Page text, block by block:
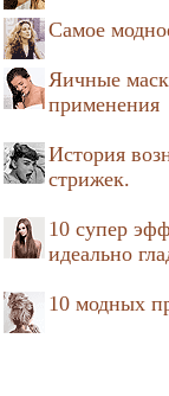
Самое
Яичные
применения
История
стрижек.
10 супер
идеально
10 модных